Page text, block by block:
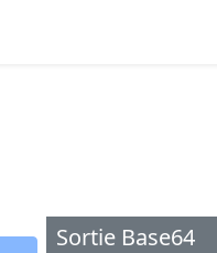
Sortie Base64